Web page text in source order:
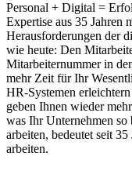
Personal + Digital =
Expertise aus 35 Jahren
Herausforderungen der
wie heute: Den
Mitarbeiternummer in
mehr Zeit für Ihr
HR-Systemen
geben Ihnen wieder
was Ihr Unternehmen
arbeiten, bedeutet seit
arbeiten.